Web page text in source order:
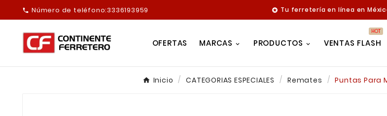
 Número de teléfono:3336193959  Tu ferretería en línea en
OFERTAS MARCAS PRODUCTOS VENTAS FLASH
HOT
Inicio CATEGORIAS ESPECIALES Remates Puntas Para